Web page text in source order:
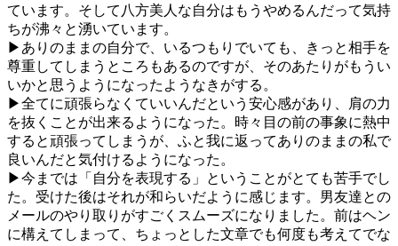
ています。そして八方美人な自分はもうやめるんだって気持
ちが沸々と湧いています。
▶ありのままの自分で、いるつもりでいても、きっと相手を
尊重してしまうところもあるのですが、そのあたりがもうい
いかと思うようになったようなきがする。
▶全てに頑張らなくていいんだという安心感があり、肩の力
を抜くことが出来るようになった。時々目の前の事象に熱中
すると頑張ってしまうが、ふと我に返ってありのままの私で
良いんだと気付けるようになった。
▶今までは「自分を表現する」ということがとても苦手でし
た。受けた後はそれが和らいだように感じます。男友達との
メールのやり取りがすごくスムーズになりました。前はヘン
に構えてしまって、ちょっとした文章でも何度も考えてでな